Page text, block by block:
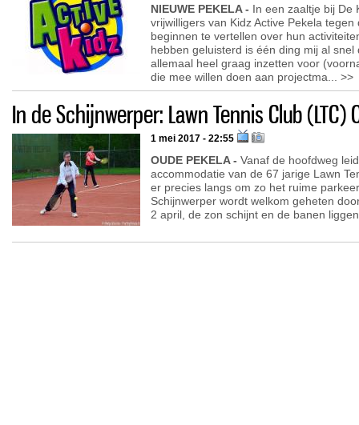
NIEUWE PEKELA - In een zaaltje bij De
vrijwilligers van Kidz Active Pekela
beginnen te vertellen over hun
hebben geluisterd is één ding mij al snel
allemaal heel graag inzetten voor
die mee willen doen aan projectma... >>
In de Schijnwerper: Lawn Tennis Club (LTC)
1 mei 2017 - 22:55
OUDE PEKELA - Vanaf de hoofdweg
accommodatie van de 67 jarige Lawn
er precies langs om zo het ruime
Schijnwerper wordt welkom geheten
2 april, de zon schijnt en de banen